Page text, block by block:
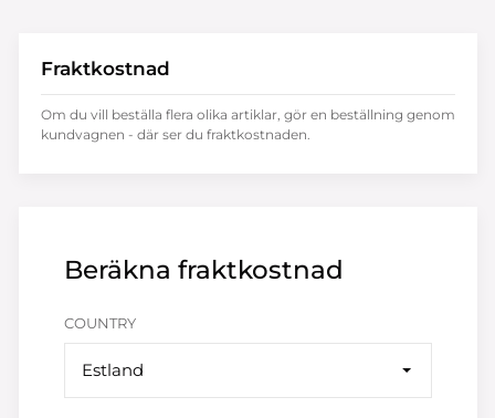
Beräkna fraktkostnad
COUNTRY
Estland
Fraktkostnad
Om du vill beställa flera olika artiklar, gör en beställning genom
kundvagnen - där ser du fraktkostnaden.